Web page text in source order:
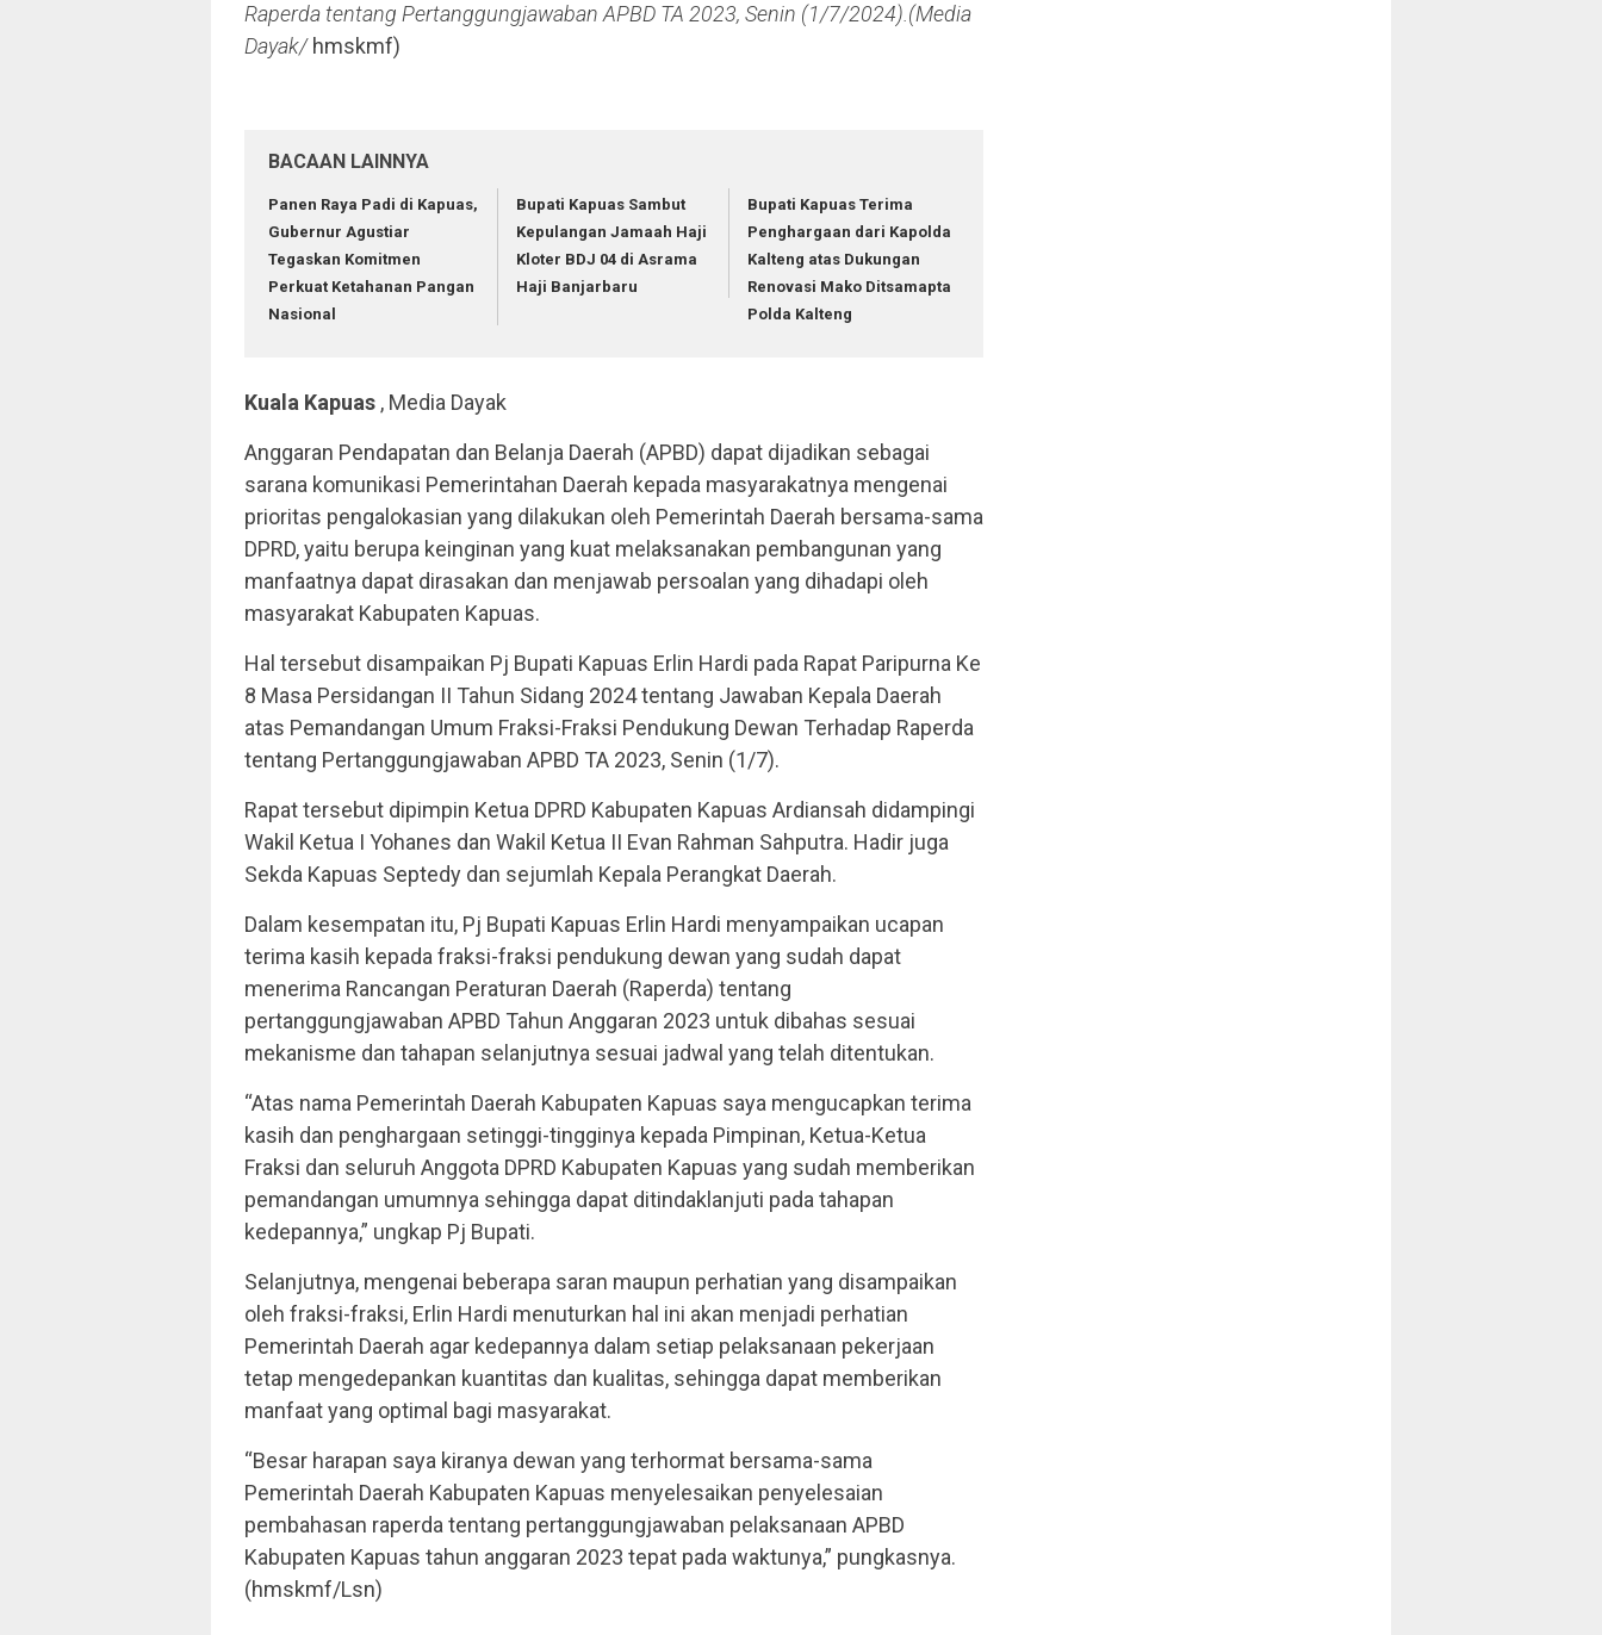
Raperda tentang Pertanggungjawaban APBD TA 2023, Senin (1/7/2024).(Media
Dayak/hmskmf)
BACAAN LAINNYA
Panen Raya Padi di Kapuas,
Gubernur Agustiar
Tegaskan Komitmen
Perkuat Ketahanan Pangan
Nasional
Bupati Kapuas Sambut
Kepulangan Jamaah Haji
Kloter BDJ 04 di Asrama
Haji Banjarbaru
Bupati Kapuas Terima
Penghargaan dari Kapolda
Kalteng atas Dukungan
Renovasi Mako Ditsamapta
Polda Kalteng
Kuala Kapuas , Media Dayak
Anggaran Pendapatan dan Belanja Daerah (APBD) dapat dijadikan sebagai
sarana komunikasi Pemerintahan Daerah kepada masyarakatnya mengenai
prioritas pengalokasian yang dilakukan oleh Pemerintah Daerah bersama-sama
DPRD, yaitu berupa keinginan yang kuat melaksanakan pembangunan yang
manfaatnya dapat dirasakan dan menjawab persoalan yang dihadapi oleh
masyarakat Kabupaten Kapuas.
Hal tersebut disampaikan Pj Bupati Kapuas Erlin Hardi pada Rapat Paripurna Ke
8 Masa Persidangan II Tahun Sidang 2024 tentang Jawaban Kepala Daerah
atas Pemandangan Umum Fraksi-Fraksi Pendukung Dewan Terhadap Raperda
tentang Pertanggungjawaban APBD TA 2023, Senin (1/7).
Rapat tersebut dipimpin Ketua DPRD Kabupaten Kapuas Ardiansah didampingi
Wakil Ketua I Yohanes dan Wakil Ketua II Evan Rahman Sahputra. Hadir juga
Sekda Kapuas Septedy dan sejumlah Kepala Perangkat Daerah.
Dalam kesempatan itu, Pj Bupati Kapuas Erlin Hardi menyampaikan ucapan
terima kasih kepada fraksi-fraksi pendukung dewan yang sudah dapat
menerima Rancangan Peraturan Daerah (Raperda) tentang
pertanggungjawaban APBD Tahun Anggaran 2023 untuk dibahas sesuai
mekanisme dan tahapan selanjutnya sesuai jadwal yang telah ditentukan.
“Atas nama Pemerintah Daerah Kabupaten Kapuas saya mengucapkan terima
kasih dan penghargaan setinggi-tingginya kepada Pimpinan, Ketua-Ketua
Fraksi dan seluruh Anggota DPRD Kabupaten Kapuas yang sudah memberikan
pemandangan umumnya sehingga dapat ditindaklanjuti pada tahapan
kedepannya,” ungkap Pj Bupati.
Selanjutnya, mengenai beberapa saran maupun perhatian yang disampaikan
oleh fraksi-fraksi, Erlin Hardi menuturkan hal ini akan menjadi perhatian
Pemerintah Daerah agar kedepannya dalam setiap pelaksanaan pekerjaan
tetap mengedepankan kuantitas dan kualitas, sehingga dapat memberikan
manfaat yang optimal bagi masyarakat.
“Besar harapan saya kiranya dewan yang terhormat bersama-sama
Pemerintah Daerah Kabupaten Kapuas menyelesaikan penyelesaian
pembahasan raperda tentang pertanggungjawaban pelaksanaan APBD
Kabupaten Kapuas tahun anggaran 2023 tepat pada waktunya,” pungkasnya.
(hmskmf/Lsn)